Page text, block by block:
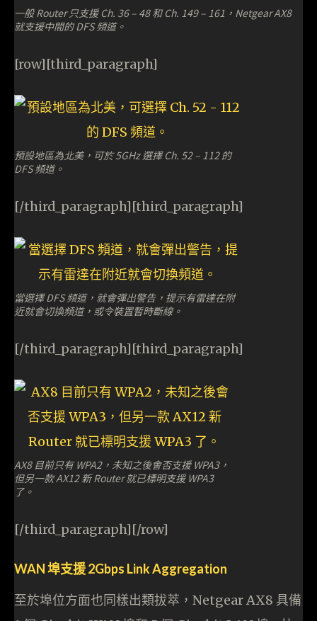
一般 Router 只支援 Ch. 36 – 48 和 Ch. 149 – 161，Netgear AX8
就支援中間的 DFS 頻道。
[row][third_paragraph]
預設地區為北美，可於 5GHz 選擇 Ch. 52 – 112 的
DFS 頻道。
[/third_paragraph][third_paragraph]
當選擇 DFS 頻道，就會彈出警告，提示有雷達在附
近就會切換頻道，或令裝置暫時斷線。
[/third_paragraph][third_paragraph]
AX8 目前只有 WPA2，未知之後會否支援 WPA3，
但另一款 AX12 新 Router 就已標明支援 WPA3
了。
[/third_paragraph][/row]
WAN 埠支援 2Gbps Link Aggregation
至於埠位方面也同樣出類拔萃，Netgear AX8 具備